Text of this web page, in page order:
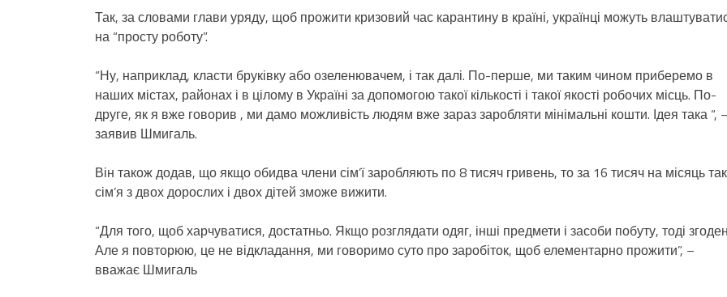
Так, за словами глави уряду, щоб прожити кризовий час карантину в країні, українці можуть
на “просту роботу”.
“Ну, наприклад, класти бруківку або озеленювачем, і так далі. По-перше, ми таким чином приберемо в
наших містах, районах і в цілому в Україні за допомогою такої кількості і такої якості робочих місць. По-
друге, як я вже говорив , ми дамо можливість людям вже зараз заробляти мінімальні кошти. Ідея така “,
заявив Шмигаль.
Він також додав, що якщо обидва члени сім’ї заробляють по 8 тисяч гривень, то за 16 тисяч на місяць
сім’я з двох дорослих і двох дітей зможе вижити.
“Для того, щоб харчуватися, достатньо. Якщо розглядати одяг, інші предмети і засоби побуту, тоді
Але я повторюю, це не відкладання, ми говоримо суто про заробіток, щоб елементарно прожити”, –
вважає Шмигаль